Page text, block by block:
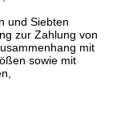
und Siebten
zur Zahlung von
mit
sowie mit